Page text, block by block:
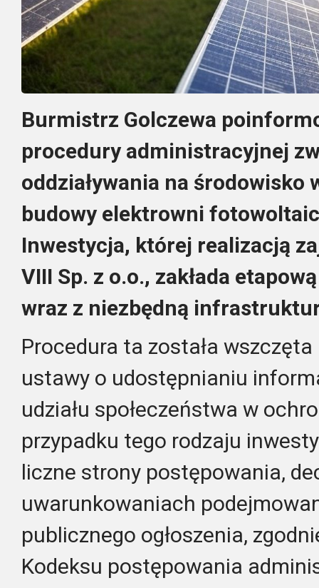
Burmistrz Golczewa
procedury administracyjnej
oddziaływania na środowisko
budowy elektrowni
Inwestycja, której realizacją
VIII Sp. z o.o., zakłada
wraz z niezbędną
Procedura ta została
ustawy o udostępnianiu
udziału społeczeństwa w
przypadku tego rodzaju
liczne strony postępowania,
uwarunkowaniach
publicznego ogłoszenia,
Kodeksu postępowania